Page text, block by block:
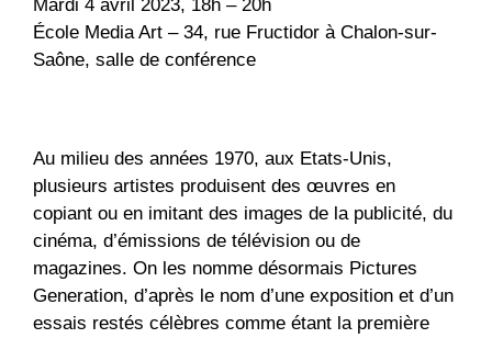
Mardi 4 avril 2023, 18h – 20h
École Media Art – 34, rue Fructidor à Chalon-sur-
Saône, salle de conférence
Au milieu des années 1970, aux Etats-Unis,
plusieurs artistes produisent des œuvres en
copiant ou en imitant des images de la publicité, du
cinéma, d’émissions de télévision ou de
magazines. On les nomme désormais Pictures
Generation, d’après le nom d’une exposition et d’un
essais restés célèbres comme étant la première